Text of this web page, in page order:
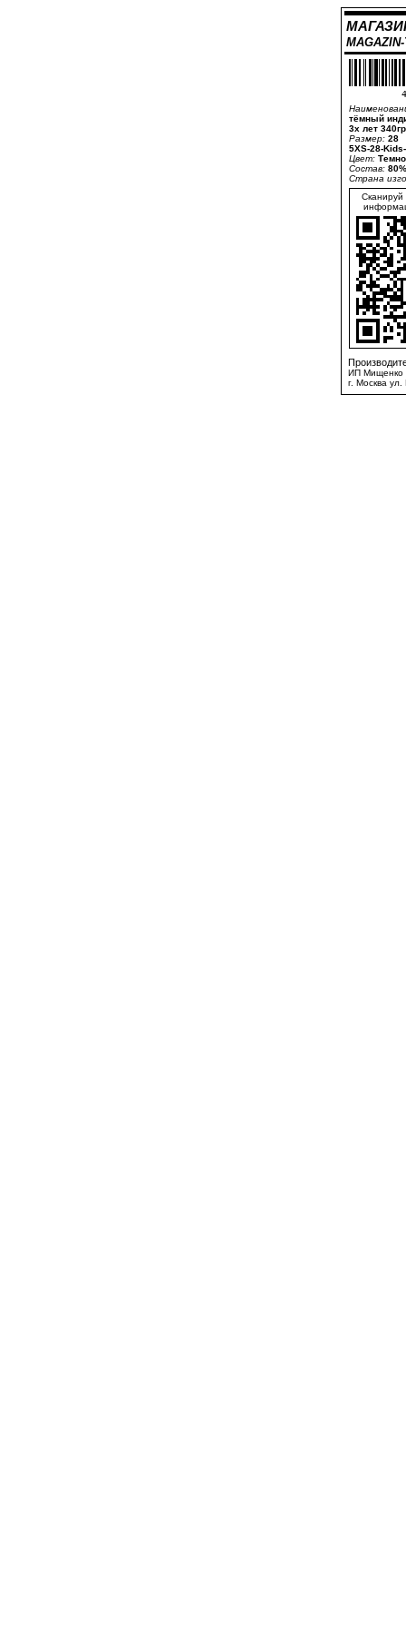
тёмный
3х лет
Размер: 28
5XS-28-
Цвет:
Состав:
Страна
Сканируй
ИП Мищенко
г. Москва